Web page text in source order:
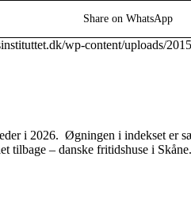
Share on WhatsApp
wp-content/uploads/
i 2026. Øgningen i indekset er
– danske fritidshuse i